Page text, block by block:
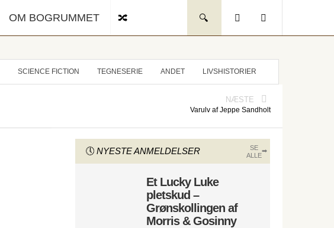
OM BOGRUMMET
SCIENCE FICTION TEGNESERIE ANDET LIVSHISTORIER
NÆSTE
Varulv af Jeppe Sandholt
NYESTE ANMELDELSER
SE
ALLE
Et Lucky Luke
pletskud –
Grønskollingen af
Morris & Gosinny